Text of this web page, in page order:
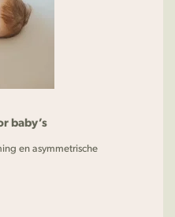
baby’s
en asymmetrische